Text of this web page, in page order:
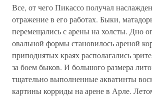
Все, от чего Пикассо получал
отражение в его работах. Быки,
перемещались с арены на холсты. Дно
овальной формы становилось ареной
приподнятых краях располагались
за боем быков. И большого размера
тщательно выполненные акватинты
картины корриды на арене в Арле.